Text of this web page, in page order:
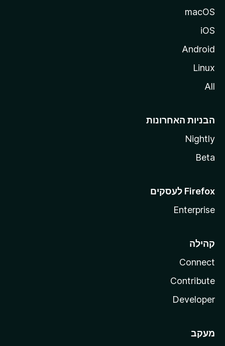
macOS
iOS
Android
Linux
All
הבניות האחרונות
Nightly
Beta
Enterprise
קהילה
Connect
Contribute
Developer
מעקב